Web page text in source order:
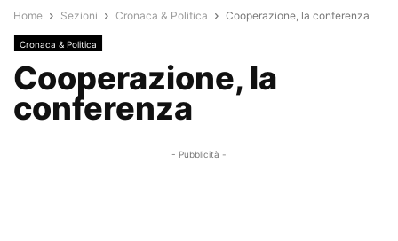
Home Sezioni Cronaca & Politica Cooperazione, la conferenza
Cronaca & Politica
Cooperazione, la
conferenza
- Pubblicità -